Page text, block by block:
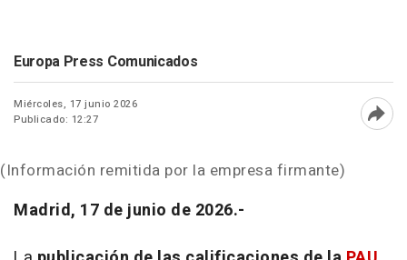
Europa Press Comunicados
Miércoles, 17 junio 2026
Publicado: 12:27
(Información remitida por la empresa firmante)
Madrid, 17 de junio de 2026.-